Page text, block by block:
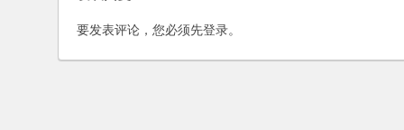
要发表评论，您必须先登录。